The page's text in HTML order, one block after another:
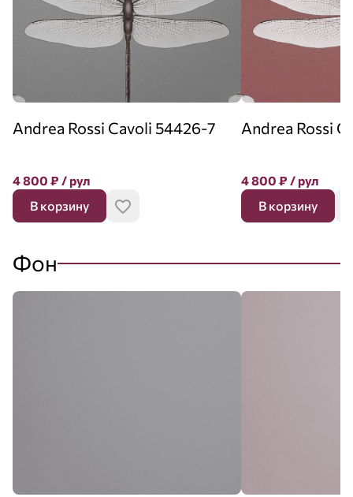
Andrea Rossi Cavoli 54426-7
4 800 ₽ / рул
В корзину
Andrea Rossi
4 800 ₽ / рул
В корзину
Фон